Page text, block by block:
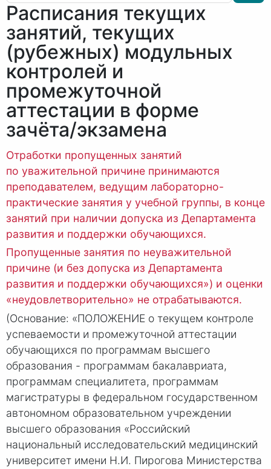
Расписания текущих
занятий, текущих
(рубежных) модульных
контролей и
промежуточной
аттестации в форме
зачёта/экзамена
Отработки пропущенных занятий
по уважительной причине принимаются
преподавателем, ведущим лабораторно-
практические занятия у учебной группы, в конце
занятий при наличии допуска из Департамента
развития и поддержки обучающихся.
Пропущенные занятия по неуважительной
причине (и без допуска из Департамента
развития и поддержки обучающихся») и оценки
«неудовлетворительно» не отрабатываются.
(Основание: «ПОЛОЖЕНИЕ о текущем контроле
успеваемости и промежуточной аттестации
обучающихся по программам высшего
образования - программам бакалавриата,
программам специалитета, программам
магистратуры в федеральном государственном
автономном образовательном учреждении
высшего образования «Российский
национальный исследовательский медицинский
университет имени Н.И. Пирогова Министерства